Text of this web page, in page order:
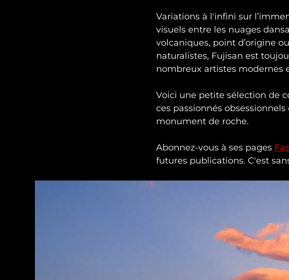
Variations à l'infini sur
visuels entre les nuages
volcaniques, point d’origine
naturalistes, Fujisan est
nombreux artistes modernes
Voici une petite sélection de
ces passionnés
monument de roche.
Abonnez-vous à ses pages
futures publications. C'est